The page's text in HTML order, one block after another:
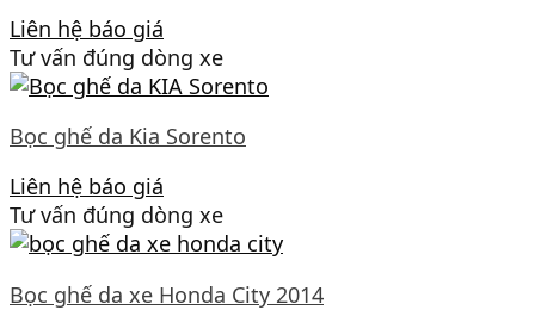
Liên hệ báo giá
Tư vấn đúng dòng xe
Bọc ghế da Kia Sorento
Liên hệ báo giá
Tư vấn đúng dòng xe
Bọc ghế da xe Honda City 2014